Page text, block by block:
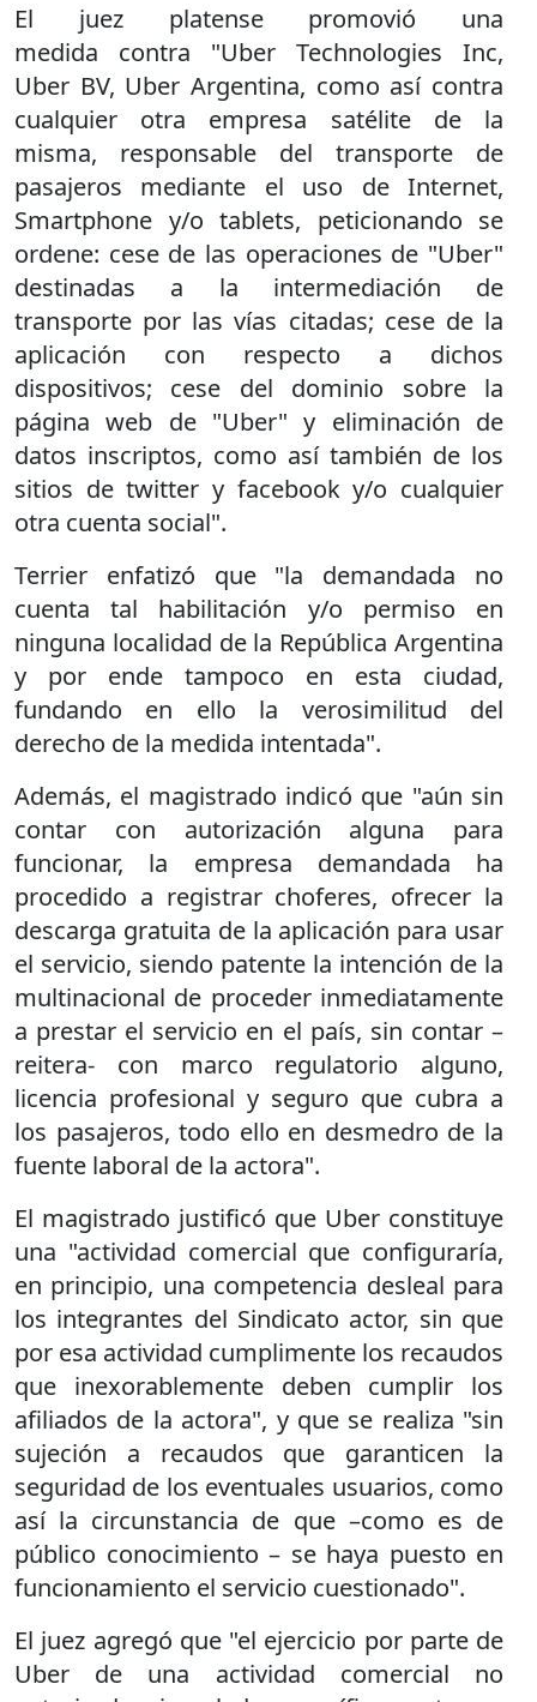
El juez platense promovió una
medida contra "Uber Technologies Inc,
Uber BV, Uber Argentina, como así contra
cualquier otra empresa satélite de la
misma, responsable del transporte de
pasajeros mediante el uso de Internet,
Smartphone y/o tablets, peticionando se
ordene: cese de las operaciones de "Uber"
destinadas a la intermediación de
transporte por las vías citadas; cese de la
aplicación con respecto a dichos
dispositivos; cese del dominio sobre la
página web de "Uber" y eliminación de
datos inscriptos, como así también de los
sitios de twitter y facebook y/o cualquier
otra cuenta social".
Terrier enfatizó que "la demandada no
cuenta tal habilitación y/o permiso en
ninguna localidad de la República Argentina
y por ende tampoco en esta ciudad,
fundando en ello la verosimilitud del
derecho de la medida intentada".
Además, el magistrado indicó que "aún sin
contar con autorización alguna para
funcionar, la empresa demandada ha
procedido a registrar choferes, ofrecer la
descarga gratuita de la aplicación para usar
el servicio, siendo patente la intención de la
multinacional de proceder inmediatamente
a prestar el servicio en el país, sin contar –
reitera- con marco regulatorio alguno,
licencia profesional y seguro que cubra a
los pasajeros, todo ello en desmedro de la
fuente laboral de la actora".
El magistrado justificó que Uber constituye
una "actividad comercial que configuraría,
en principio, una competencia desleal para
los integrantes del Sindicato actor, sin que
por esa actividad cumplimente los recaudos
que inexorablemente deben cumplir los
afiliados de la actora", y que se realiza "sin
sujeción a recaudos que garanticen la
seguridad de los eventuales usuarios, como
así la circunstancia de que –como es de
público conocimiento – se haya puesto en
funcionamiento el servicio cuestionado".
El juez agregó que "el ejercicio por parte de
Uber de una actividad comercial no